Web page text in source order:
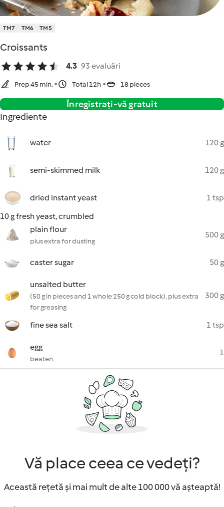
TM7 TM6 TM5
Croissants
4.3 93 evaluări
Prep 45 min. Total 12h 18 pieces
Înregistrați-vă gratuit
Ingrediente
water 120 g
semi-skimmed milk 120 g
dried instant yeast
1 tsp
10 g fresh yeast, crumbled
plain flour
plus extra for dusting
500 g
caster sugar 50 g
unsalted butter
(50 g in pieces and 1 whole 250 g cold block), plus extra
for greasing
300 g
fine sea salt 1 tsp
egg
beaten
1
Vă place ceea ce vedeți?
Această rețetă și mai mult de alte 100 000 vă așteaptă!